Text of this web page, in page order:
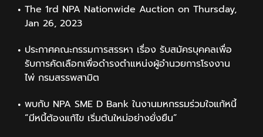
The 1rd NPA Nationwide Auction on Thursday,
Jan 26, 2023
ประกาศคณะกรรมการสรรหา เรื่อง รับสมัครบุคคลเพื่อ
รับการคัดเลือกเพื่อดำรงตำแหน่งผู้อำนวยการโรงงาน
ไพ่ กรมสรรพสามิต
พบกับ NPA SME D Bank ในงานมหกรรมร่วมใจแก้หนี้
“มีหนี้ต้องแก้ไข เริ่มต้นใหม่อย่างยั่งยืน”